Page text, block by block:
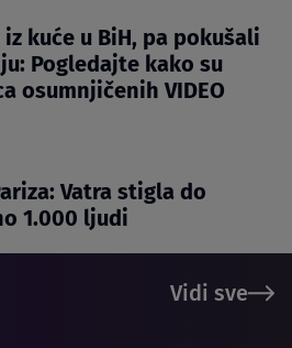
kuće u BiH, pa pokušali
Pogledajte kako su
osumnjičenih VIDEO
Vatra stigla do
1.000 ljudi
Vidi sve